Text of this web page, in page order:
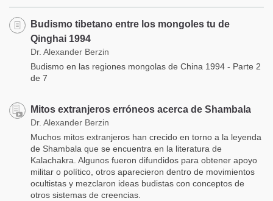
Budismo tibetano entre los mongoles tu de
Qinghai 1994
Dr. Alexander Berzin
Budismo en las regiones mongolas de China 1994 - Parte 2
de 7
Mitos extranjeros erróneos acerca de Shambala
Dr. Alexander Berzin
Muchos mitos extranjeros han crecido en torno a la leyenda
de Shambala que se encuentra en la literatura de
Kalachakra. Algunos fueron difundidos para obtener apoyo
militar o político, otros aparecieron dentro de movimientos
ocultistas y mezclaron ideas budistas con conceptos de
otros sistemas de creencias.